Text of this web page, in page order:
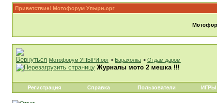
Приветствие! Мотофорум Упыри.орг
Мотофорум УПЫРИ.орг > Барахолка > Отдам даром
Журналы мото 2 мешка !!!
Регистрация Справка Пользователи ИГРЫ